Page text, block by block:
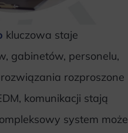
kluczowa staje
gabinetów, personelu,
rozproszone
komunikacji stają
system może